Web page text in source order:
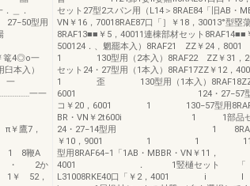
＿．
27−50型用
4◎o一
入）
一
一一
鷹7，
A
・ 2か
1￥ 52，
セット27型2スパン用（L14＞8RAE84「旧AB・
VN￥16，70018RAE87口「］￥18，30013°型塁
8RAF13■■￥5，40011連棟部材セット8RAF14■■
500124．、魍罷本入）8RAF21 ZZ￥24
1 130型用（2本入）8RAF22 ZZ￥31，
セット24・27型用（1本入）8RAF17ZZ￥
1 歪 130型用（1本入）8RAF18ZZ
6001 124・27−57型用
コ￥20，6001 1 130−57型用8RAF66
BR・VN￥2t600i 1 1部品
24・27−14型用 1
￥10，9001 1 1 11
型用8RAF64−1「1AB・MBBR・VN￥11，
4001 ． 1竪樋セッ
L31008RKE40口「￥2，